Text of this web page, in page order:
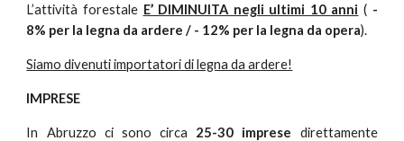
L’attività forestale E’ DIMINUITA negli ultimi 10 anni ( -
8% per la legna da ardere / - 12% per la legna da opera).
Siamo divenuti importatori di legna da ardere!
IMPRESE
In Abruzzo ci sono circa 25-30 imprese direttamente